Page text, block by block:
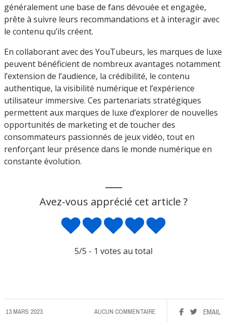
généralement une base de fans dévouée et engagée,
prête à suivre leurs recommandations et à interagir avec
le contenu qu’ils créent.
En collaborant avec des YouTubeurs, les marques de luxe
peuvent bénéficient de nombreux avantages notamment
l’extension de l’audience, la crédibilité, le contenu
authentique, la visibilité numérique et l’expérience
utilisateur immersive. Ces partenariats stratégiques
permettent aux marques de luxe d’explorer de nouvelles
opportunités de marketing et de toucher des
consommateurs passionnés de jeux vidéo, tout en
renforçant leur présence dans le monde numérique en
constante évolution.
Avez-vous apprécié cet article ?
5/5 - 1 votes au total
13 MARS 2023 EMAIL
AUCUN COMMENTAIRE